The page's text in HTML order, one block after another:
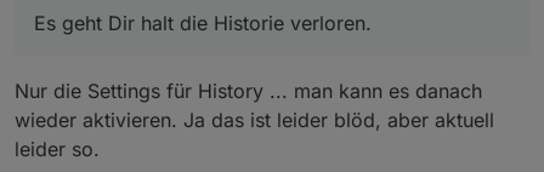
Es geht Dir halt die Historie verloren. - Vielleicht auch
monierten Punkt gelöscht hätte.
Es geht Dir halt die Historie verloren.
Nur die Settings für History ... man kann es danach
wieder aktivieren. Ja das ist leider blöd, aber aktuell
leider so.